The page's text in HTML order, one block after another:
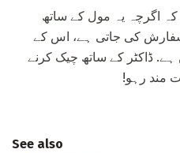
کہ اگرچہ یہ مول کے ساتھ
کی جاتی ہے، اس کے
ڈاکٹر کے ساتھ چیک کرنے
مند رہو!
See also